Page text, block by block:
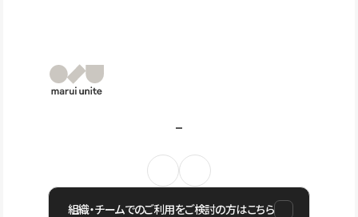
組織・チームでのご利用をご検討の方はこちら